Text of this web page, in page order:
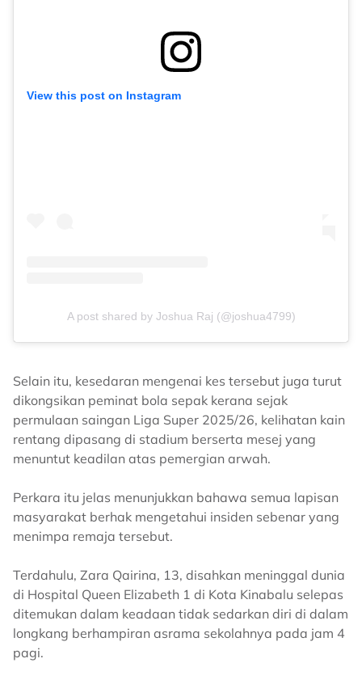
View this post on Instagram
A post shared by Joshua Raj (@joshua4799)
Selain itu, kesedaran mengenai kes tersebut juga turut
dikongsikan peminat bola sepak kerana sejak
permulaan saingan Liga Super 2025/26, kelihatan kain
rentang dipasang di stadium berserta mesej yang
menuntut keadilan atas pemergian arwah.
Perkara itu jelas menunjukkan bahawa semua lapisan
masyarakat berhak mengetahui insiden sebenar yang
menimpa remaja tersebut.
Terdahulu, Zara Qairina, 13, disahkan meninggal dunia
di Hospital Queen Elizabeth 1 di Kota Kinabalu selepas
ditemukan dalam keadaan tidak sedarkan diri di dalam
longkang berhampiran asrama sekolahnya pada jam 4
pagi.